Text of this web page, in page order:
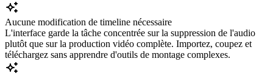
Aucune modification de timeline nécessaire
L'interface garde la tâche concentrée sur la suppression de l'audio
plutôt que sur la production vidéo complète. Importez, coupez et
téléchargez sans apprendre d'outils de montage complexes.